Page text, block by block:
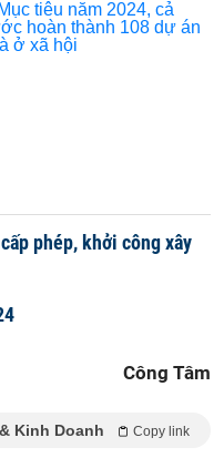
phép, khởi công xây
Công Tâm
Kinh Doanh Copy link